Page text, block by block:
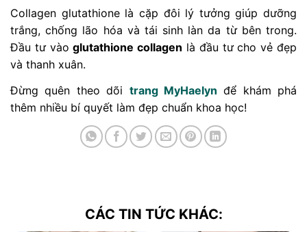
Collagen glutathione là cặp đôi lý tưởng giúp dưỡng
trắng, chống lão hóa và tái sinh làn da từ bên trong.
Đầu tư vàoglutathione collagen là đầu tư cho vẻ đẹp
và thanh xuân.
Đừng quên theo dõi trang MyHaelyn để khám phá
thêm nhiều bí quyết làm đẹp chuẩn khoa học!
CÁC TIN TỨC KHÁC: